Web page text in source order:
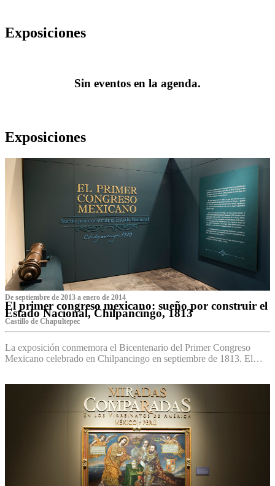
Exposiciones
Sin eventos en la agenda.
Exposiciones
De septiembre de 2013 a enero de 2014
El primer congreso mexicano: sueño por construir el
Estado Nacional, Chilpancingo, 1813
Castillo de Chapultepec
La exposición conmemora el Bicentenario del Primer Congreso
Mexicano celebrado en Chilpancingo en septiembre de 1813. El…